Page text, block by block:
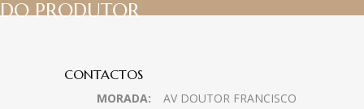
DO PRODUTOR
CONTACTOS
MORADA:
AV DOUTOR FRANCISCO